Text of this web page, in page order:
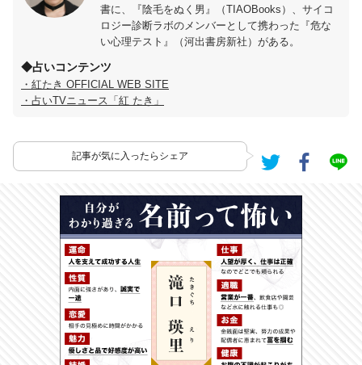
書に、『陰毛をぬく男』（TIAOBooks）、サイコ
ロジー診断ラボのメンバーとして携わった『危な
い心理テスト』（河出書房新社）がある。
◆占いコンテンツ
・紅たき OFFICIAL WEB SITE
・占いTVニュース「紅 たき」
記事が気に入ったらシェア